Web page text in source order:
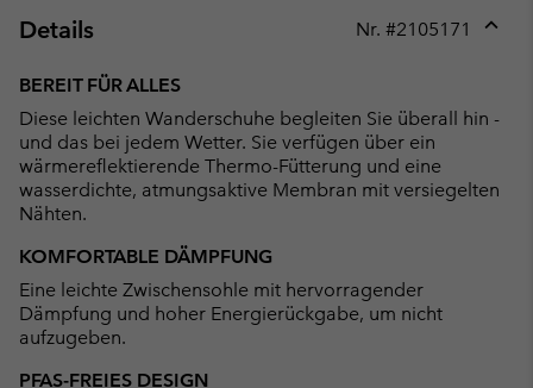
Details Nr. #2105171
BEREIT FÜR ALLES
Diese leichten Wanderschuhe begleiten Sie überall hin -
und das bei jedem Wetter. Sie verfügen über ein
wärmereflektierende Thermo-Fütterung und eine
wasserdichte, atmungsaktive Membran mit versiegelten
Nähten.
KOMFORTABLE DÄMPFUNG
Eine leichte Zwischensohle mit hervorragender
Dämpfung und hoher Energierückgabe, um nicht
aufzugeben.
PFAS-FREIES DESIGN